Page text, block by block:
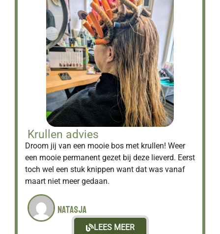
Krullen advies
Droom jij van een mooie bos met krullen! Weer
een mooie permanent gezet bij deze lieverd. Eerst
toch wel een stuk knippen want dat was vanaf
maart niet meer gedaan.
Natasja
LEES MEER